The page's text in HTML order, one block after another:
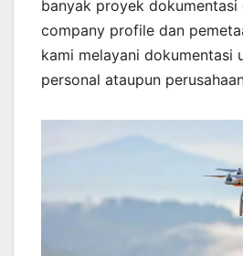
banyak proyek dokumentasi
company profile dan
kami melayani dokumentasi
personal ataupun